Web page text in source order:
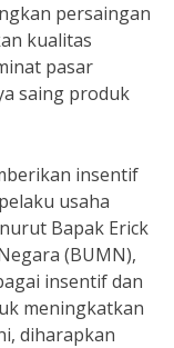
persaingan
kualitas
pasar
saing produk
insentif
usaha
Bapak Erick
(BUMN),
insentif dan
meningkatkan
diharapkan